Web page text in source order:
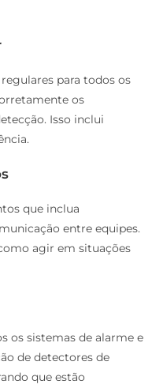
para todos os
os
Isso inclui
que inclua
entre equipes.
agir em situações
os sistemas de alarme e
de detectores de
que estão